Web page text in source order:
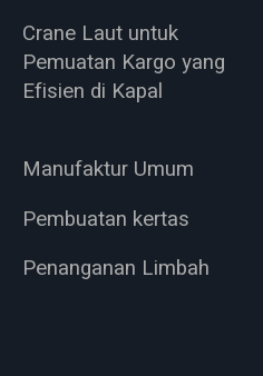
Crane Laut untuk
Pemuatan Kargo yang
Efisien di Kapal
Manufaktur Umum
Pembuatan kertas
Penanganan Limbah